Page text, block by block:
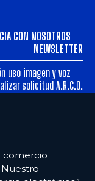
CON NOSOTROS
NEWSLETTER
uso imagen y voz
solicitud A.R.C.O.
comercio